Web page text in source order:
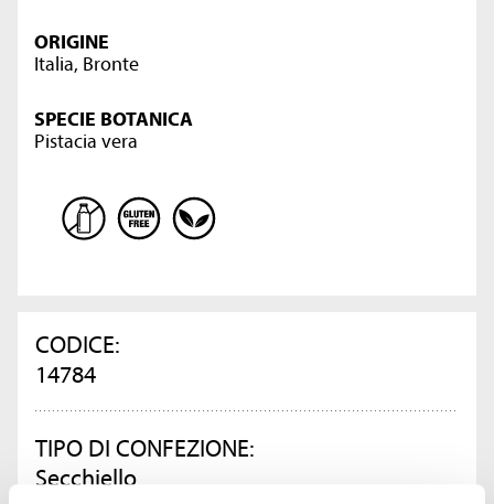
ORIGINE
Italia, Bronte
SPECIE BOTANICA
Pistacia vera
CODICE:
14784
TIPO DI CONFEZIONE:
Secchiello